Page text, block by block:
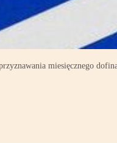
miesięcznego